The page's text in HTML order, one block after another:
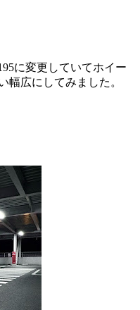
に変更していてホイー
幅広にしてみました。